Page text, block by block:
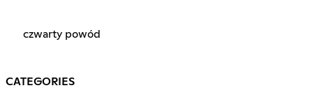
czwarty powód
CATEGORIES